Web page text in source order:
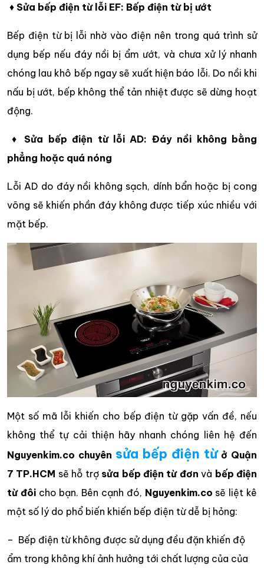
♦ Sửa bếp điện từ lỗi EF: Bếp điện từ bị ướt
Bếp điện từ bị lỗi nhờ vào điện nên trong quá trình sử
dụng bếp nếu đáy nồi bị ẩm ướt, và chưa xử lý nhanh
chóng lau khô bếp ngay sẽ xuất hiện báo lỗi. Do nồi khi
nấu bị ướt, bếp không thể tản nhiệt được sẽ dừng hoạt
động.
♦Sửa bếp điện từ lỗi AD: Đáy nồi không bằng
phẳng hoặc quá nóng
Lỗi AD do đáy nồi không sạch, dính bẩn hoặc bị cong
võng sẽ khiến phần đáy không được tiếp xúc nhiều với
mặt bếp.
Một số mã lỗi khiến cho bếp điện từ gặp vấn đề, nếu
không thể tự cải thiện hãy nhanh chóng liên hệ đến
Nguyenkim.co chuyên sửa bếp điện từở Quận
7 TP.HCM sẽ hỗ trợ sửa bếp điện từ đơn và bếp điện
từ đôicho bạn. Bên cạnh đó, Nguyenkim.co sẽ liệt kê
một số lý do phổ biến khiến bếp điện từ dễ bị hỏng:
– Bếp điện từ không được sử dụng đều đặn khiến độ
ẩm trong không khí ảnh hưởng tới chất lượng của của